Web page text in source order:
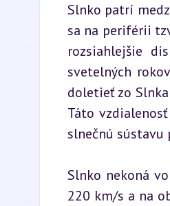
Slnko patrí
sa na periférii
rozsiahlejšie
svetelných
doletieť zo
Táto
slnečnú sústavu
Slnko nekoná
220 km/s a na